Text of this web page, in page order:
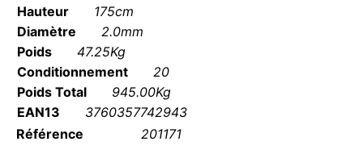
Hauteur
175cm
Diamètre
2.0mm
Poids
47.25Kg
Conditionnement
20
Poids Total
945.00Kg
EAN13
3760357742943
Référence
201171